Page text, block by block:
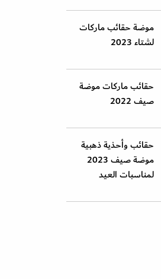
موضة حقائب ماركات
لشتاء 2023
حقائب ماركات موضة
صيف 2022
حقائب وأحذية ذهبية
موضة صيف 2023
لمناسبات العيد